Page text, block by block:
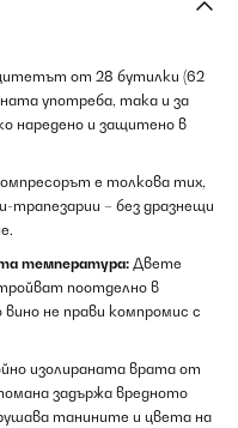
от 28 бутилки (62
употреба, така и за
наредено и защитено в
е толкова тих,
трапезарии – без дразнещи
температура: Двете
поотделно в
не прави компромис с
изолираната врата от
задържа вредното
танините и цвета на